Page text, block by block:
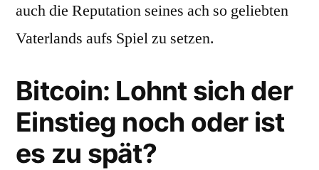
auch die Reputation seines ach so geliebten
Vaterlands aufs Spiel zu setzen.
Bitcoin: Lohnt sich der
Einstieg noch oder ist
es zu spät?